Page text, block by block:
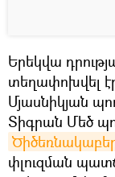
Երեկվա
տեղափոխվել
Մյասնիկյան
Տիգրան Մեծ
փլուզման